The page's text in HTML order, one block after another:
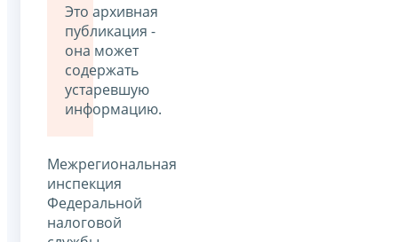
Это архивная
публикация -
она может
содержать
устаревшую
информацию.
Межрегиональная
инспекция
Федеральной
налоговой